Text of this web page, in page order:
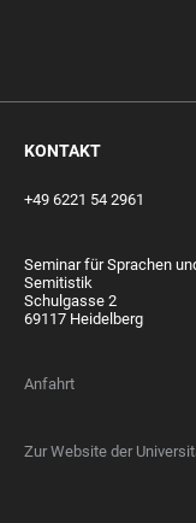
KONTAKT
+49 6221 54 2961
Seminar für Sprachen
Semitistik
Schulgasse 2
69117 Heidelberg
Anfahrt
Zur Website der